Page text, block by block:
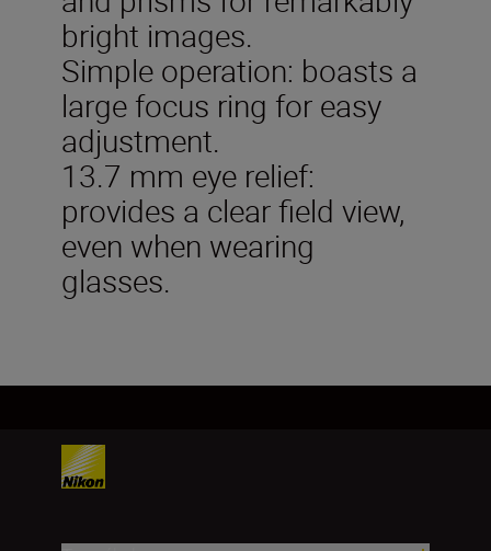
bright images.
Simple operation: boasts a
large focus ring for easy
adjustment.
13.7 mm eye relief:
provides a clear field view,
even when wearing
glasses.